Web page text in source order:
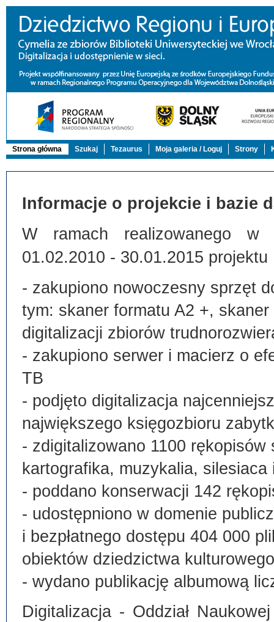
Strona główna Szukaj Tezaurus Moja galeria / Loguj Strony
Informacje o projekcie i bazie
W ramach realizowanego w
01.02.2010 - 30.01.2015 projektu
- zakupiono nowoczesny sprzęt
tym: skaner formatu A2 +,
digitalizacji zbiorów
- zakupiono serwer i macierz o
TB
- podjęto digitalizacja
największego księgozbioru
- zdigitalizowano 1100
kartografika, muzykalia, silesiaca
- poddano konserwacji 142
- udostępniono w domenie
i bezpłatnego dostępu 404 000
obiektów dziedzictwa kulturowego
- wydano publikację albumową
Digitalizacja - Oddział